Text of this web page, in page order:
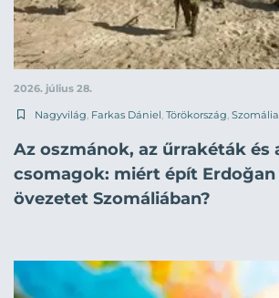
2026. július 28.
Nagyvilág Farkas Dániel Törökország Szomália
Az oszmánok, az űrrakéták és
csomagok: miért épít Erdoğan
övezetet Szomáliában?